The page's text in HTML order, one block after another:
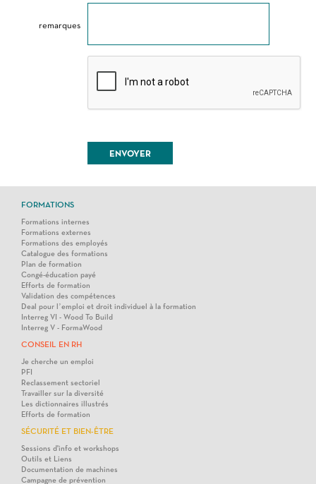
remarques
FORMATIONS
Formations internes
Formations externes
Formations des employés
Catalogue des formations
Plan de formation
Congé-éducation payé
Efforts de formation
Validation des compétences
Deal pour l’emploi et droit individuel à la formation
Interreg VI - Wood To Build
Interreg V - FormaWood
CONSEIL EN RH
Je cherche un emploi
PFI
Reclassement sectoriel
Travailler sur la diversité
Les dictionnaires illustrés
Efforts de formation
SÉCURITÉ ET BIEN-ÊTRE
Sessions d'info et workshops
Outils et Liens
Documentation de machines
Campagne de prévention